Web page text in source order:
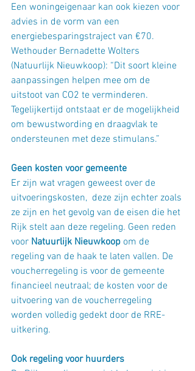
Een woningeigenaar kan ook kiezen voor
advies in de vorm van een
energiebesparingstraject van €70.
Wethouder Bernadette Wolters
(Natuurlijk Nieuwkoop): “Dit soort kleine
aanpassingen helpen mee om de
uitstoot van CO2 te verminderen.
Tegelijkertijd ontstaat er de mogelijkheid
om bewustwording en draagvlak te
ondersteunen met deze stimulans.”
Geen kosten voor gemeente
Er zijn wat vragen geweest over de
uitvoeringskosten,  deze zijn echter zoals
ze zijn en het gevolg van de eisen die het
Rijk stelt aan deze regeling. Geen reden
voor Natuurlijk Nieuwkoop om de
regeling van de haak te laten vallen. De
voucherregeling is voor de gemeente
financieel neutraal; de kosten voor de
uitvoering van de voucherregeling
worden volledig gedekt door de RRE-
uitkering.
Ook regeling voor huurders